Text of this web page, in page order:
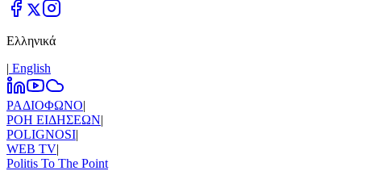
Ελληνικά
| Εnglish
ΡΑΔΙΟΦΩΝΟ|
ΡΟΗ ΕΙΔΗΣΕΩΝ|
POLIGNOSI|
WEB TV|
Politis To The Point